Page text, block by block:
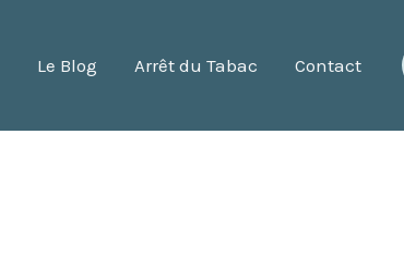
Le Blog Arrêt du Tabac Contact